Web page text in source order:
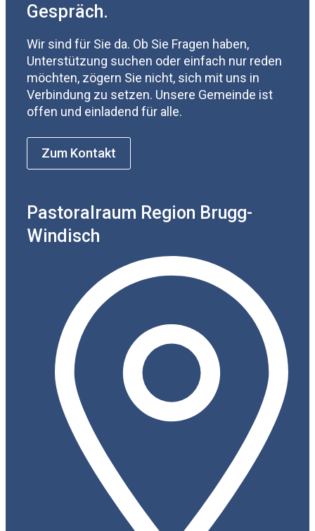
Gespräch.
Wir sind für Sie da. Ob Sie Fragen haben,
Unterstützung suchen oder einfach nur reden
möchten, zögern Sie nicht, sich mit uns in
Verbindung zu setzen. Unsere Gemeinde ist
offen und einladend für alle.
Zum Kontakt
Pastoralraum Region Brugg-
Windisch